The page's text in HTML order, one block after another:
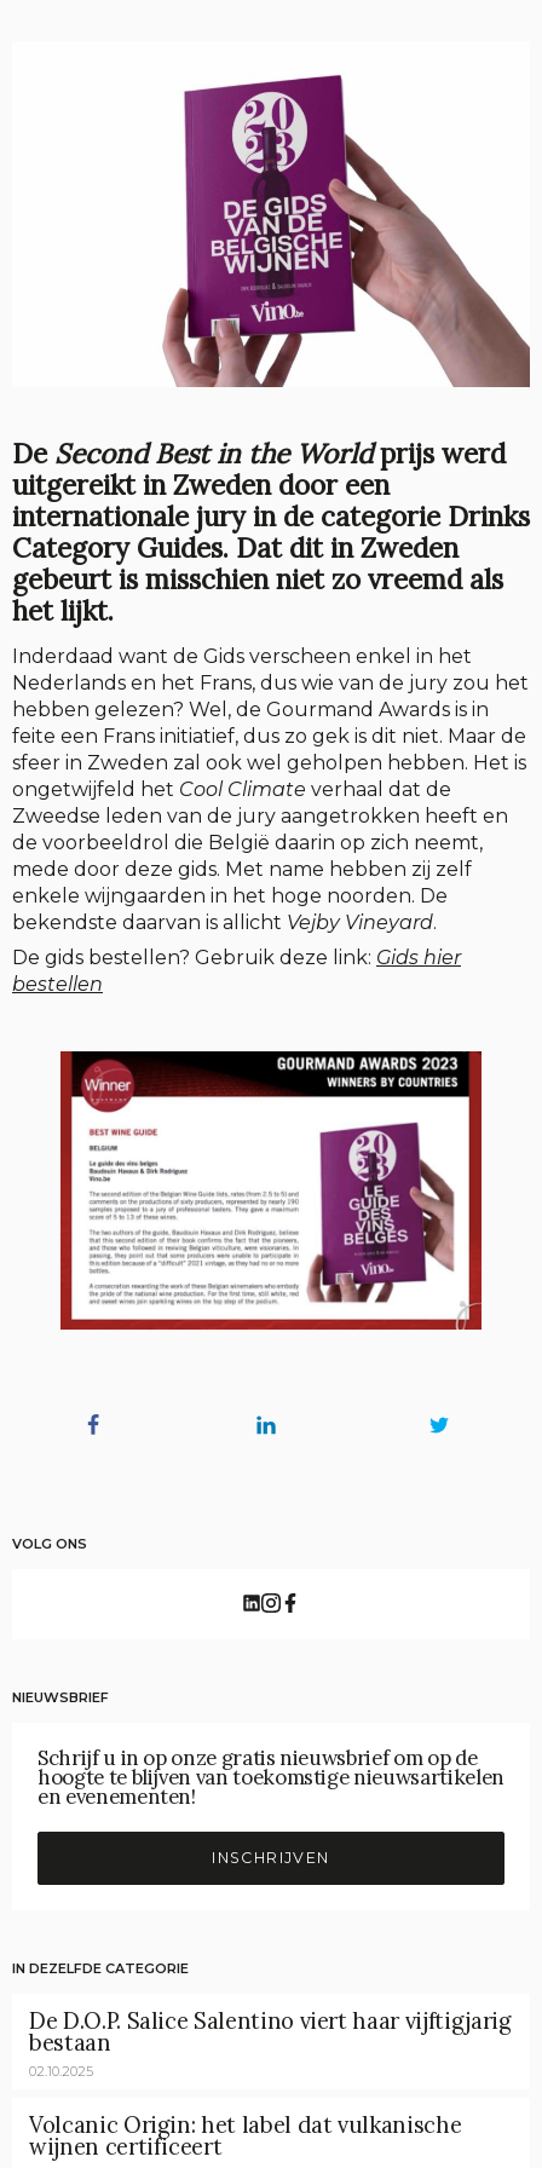
De Second Best in the Worldprijs werd
uitgereikt in Zweden door een
internationale jury in de categorie Drinks
Category Guides. Dat dit in Zweden
gebeurt is misschien niet zo vreemd als
het lijkt.
Inderdaad want de Gids verscheen enkel in het
Nederlands en het Frans, dus wie van de jury zou het
hebben gelezen? Wel, de Gourmand Awards is in
feite een Frans initiatief, dus zo gek is dit niet. Maar de
sfeer in Zweden zal ook wel geholpen hebben. Het is
ongetwijfeld het Cool Climate verhaal dat de
Zweedse leden van de jury aangetrokken heeft en
de voorbeeldrol die België daarin op zich neemt,
mede door deze gids. Met name hebben zij zelf
enkele wijngaarden in het hoge noorden. De
bekendste daarvan is allicht Vejby Vineyard.
De gids bestellen? Gebruik deze link: Gids hier
bestellen
VOLG ONS
NIEUWSBRIEF
Schrijf u in op onze gratis nieuwsbrief om op de
hoogte te blijven van toekomstige nieuwsartikelen
en evenementen!
INSCHRIJVEN
IN DEZELFDE CATEGORIE
De D.O.P. Salice Salentino viert haar vijftigjarig
bestaan
02.10.2025
Volcanic Origin: het label dat vulkanische
wijnen certificeert